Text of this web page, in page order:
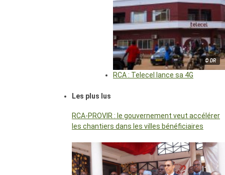
© DR
RCA : Telecel lance sa 4G
Les plus lus
RCA-PROVIR : le gouvernement veut accélérer
les chantiers dans les villes bénéficiaires